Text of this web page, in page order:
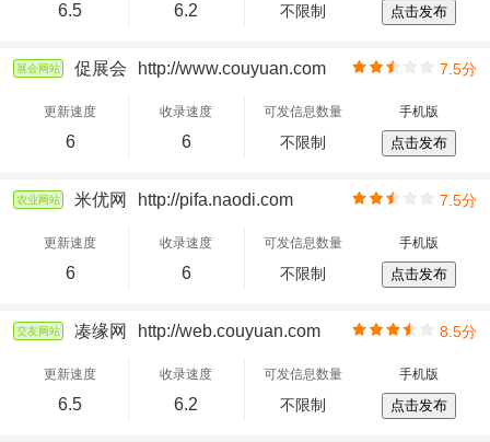
6.5 6.2 不限制 点击发布
展会网站 促展会 http://www.couyuan.com 7.5分
更新速度
6
收录速度
6
可发信息数量
不限制
手机版
点击发布
农业网站 米优网 http://pifa.naodi.com 7.5分
更新速度
6
收录速度
6
可发信息数量
不限制
手机版
点击发布
交友网站 凑缘网 http://web.couyuan.com 8.5分
更新速度
6.5
收录速度
6.2
可发信息数量
不限制
手机版
点击发布